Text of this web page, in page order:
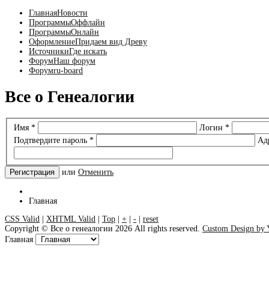
ГлавнаяНовости
ПрограммыОффлайн
ПрограммыОнлайн
ОформлениеПридаем вид Древу
ИсточникиГде искать
ФорумНаш форум
Форумru-board
Все о Генеалогии
Имя* Логин *
Подтвердите пароль*
Регистрация или Отменить
Главная
CSS Valid
XHTML Valid Top + -
reset
Copyright © Все о генеалогии 2026 All rights reserved. Custom Design by
Главная